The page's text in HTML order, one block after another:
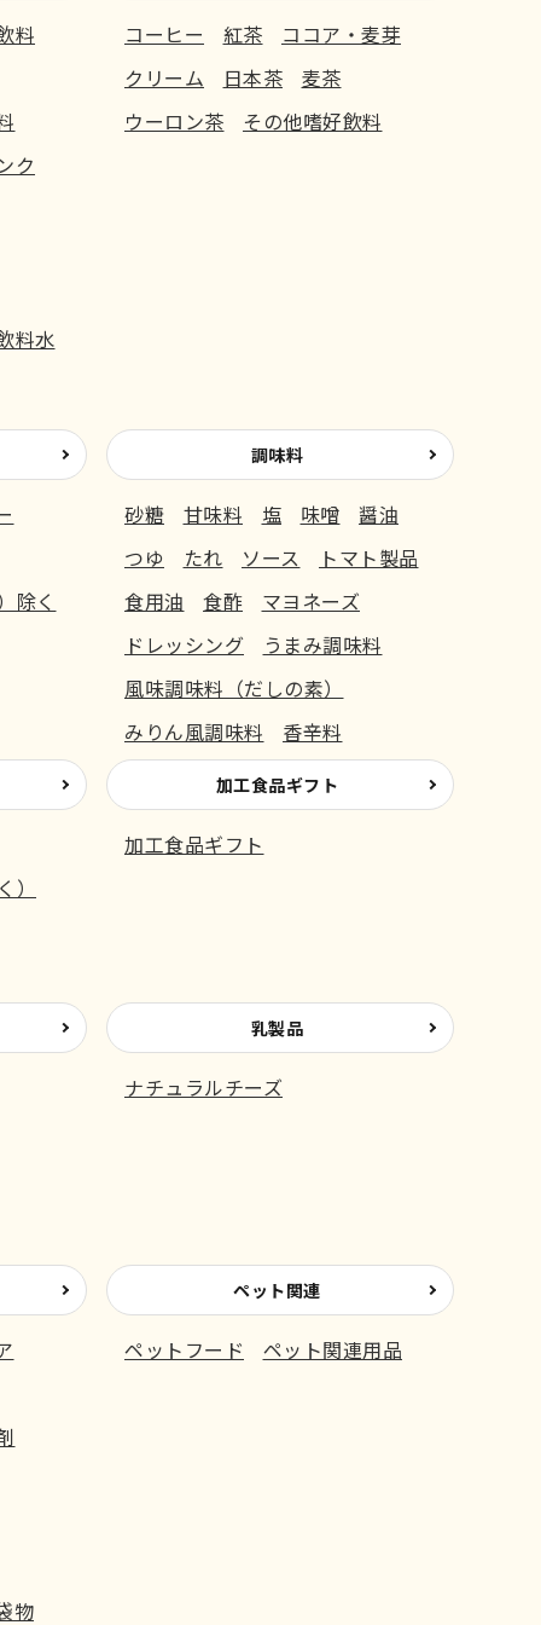
料
ク
料水
コーヒー 紅茶
ココア・麦芽
クリーム
日本茶
麦茶
ウーロン茶
その他嗜好飲料
除く
調味料
砂糖 甘味料 塩 味噌
醤油
つゆ
たれ ソース
トマト製品
食用油
食酢
マヨネーズ
ドレッシング
うまみ調味料
風味調味料（だしの素）
みりん風調味料
香辛料
加工食品ギフト
加工食品ギフト
乳製品
ナチュラルチーズ
物
ペット関連
ペットフード ペット関連用品